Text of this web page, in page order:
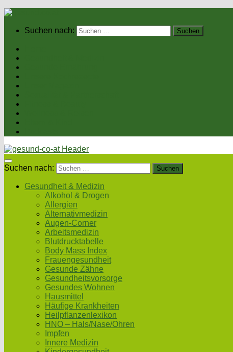
Suchen nach:
Suchen nach:
Gesundheit & Medizin
Alkohol & Drogen
Allergien
Alternativmedizin
Augen-Corner
Arbeitsmedizin
Blutdrucktabelle
Body Mass Index
Frauengesundheit
Gesunde Zähne
Gesundheitsvorsorge
Gesundes Wohnen
Hausmittel
Häufige Krankheiten
Heilpflanzenlexikon
HNO – Hals/Nase/Ohren
Impfen
Innere Medizin